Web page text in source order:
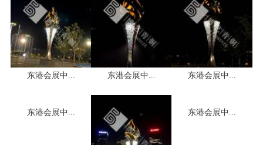
1 2
东港会展中... 东港会展中... 东港会展中...
东港会展中... 东港会展中...